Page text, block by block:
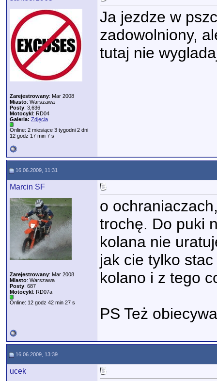
Zarejestrowany: Mar 2008
Miasto: Warszawa
Posty: 3,636
Motocykl: RD04
Galeria: Zdjęcia
Online: 2 miesiące 3 tygodni 2 dni
12 godz 17 min 7 s
Ja jezdze w
zadowolniony,
tutaj nie
16.06.2009, 11:31
Marcin SF
Zarejestrowany: Mar 2008
Miasto: Warszawa
Posty: 687
Motocykl: RD07a
Online: 12 godz 42 min 27 s
o
trochę. Do puki
kolana nie
jak cie tylko
kolano i z tego
PS Też
16.06.2009, 13:39
ucek